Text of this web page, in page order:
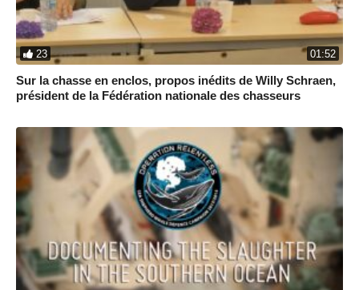
23 01:52
Sur la chasse en enclos, propos inédits de Willy Schraen,
président de la Fédération nationale des chasseurs